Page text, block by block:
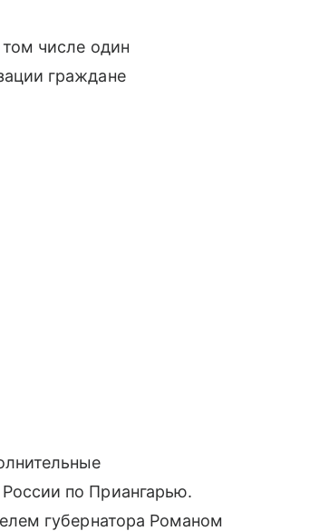
числе один
граждане
России по Приангарью.
губернатора Романом